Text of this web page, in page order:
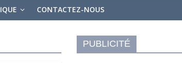
CONTACTEZ-NOUS
PUBLICITÉ